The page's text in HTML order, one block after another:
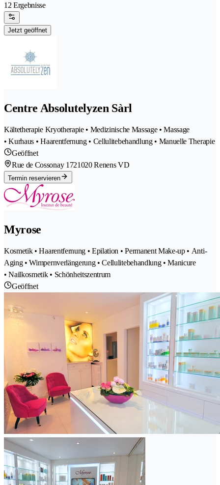
12 Ergebnisse
Jetzt geöffnet
Centre Absolutelyzen Sàrl
Kältetherapie Kryotherapie • Medizinische Massage • Massage
• Kurhaus • Haarentfernung • Cellulitebehandlung • Manuelle Therapie
Geöffnet
Rue de Cossonay 1721020 Renens VD
Termin reservieren
Myrose
Kosmetik • Haarentfernung • Epilation • Permanent Make-up • Anti-
Aging • Wimpernverlängerung • Cellulitebehandlung • Manicure
• Nailkosmetik • Schönheitszentrum
Geöffnet